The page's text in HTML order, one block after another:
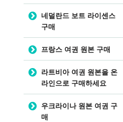
네덜란드 보트 라이센스
구매
프랑스 여권 원본 구매
라트비아 여권 원본을 온
라인으로 구매하세요
우크라이나 원본 여권 구
매